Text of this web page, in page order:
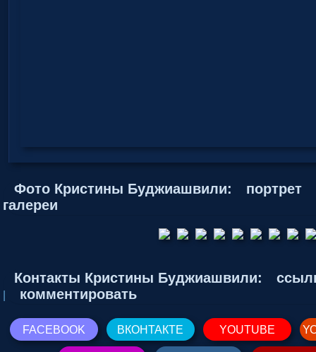
Фото Кристины Буджиашвили: портрет
галереи
Контакты Кристины Буджиашвили:
комментировать
FACEBOOK ВКОНТАКТЕ YOUTUBE